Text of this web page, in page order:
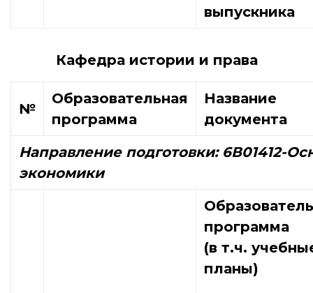
выпускника
Кафедра истории и права
№
Образовательная
программа
Название
документа
Направление подготовки: 6В01412-
экономики
программа
(в т.ч.
планы)